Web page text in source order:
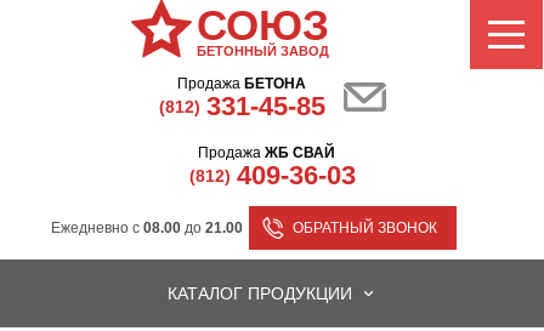
СОЮЗ
БЕТОННЫЙ ЗАВОД
Продажа БЕТОНА
(812) 331-45-85
Продажа ЖБ СВАЙ
(812) 409-36-03
Ежедневно с 08.00до 21.00 ОБРАТНЫЙ ЗВОНОК
КАТАЛОГ ПРОДУКЦИИ